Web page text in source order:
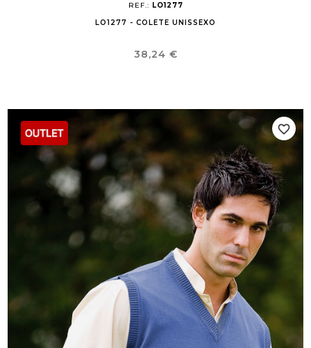
REF.: LO1277
LO1277 - COLETE UNISSEXO
Preço
38,24 €
favorite_border